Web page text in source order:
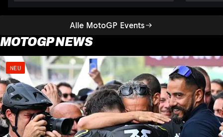
Alle MotoGP Events
MOTOGP NEWS
NEU